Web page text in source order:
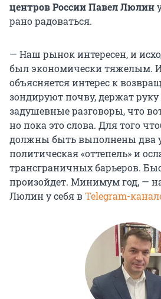
центров России Павел Люлин
рано радоваться.
— Наш рынок интересен, и
был экономически тяжелым.
объясняется интерес к
зондируют почву, держат руку
задушевные разговоры, что
но пока это слова. Для того
должны быть выполнены два
политическая «оттепель» и
трансграничных барьеров.
произойдет. Минимум год, —
Люлин у себя вTelegram-